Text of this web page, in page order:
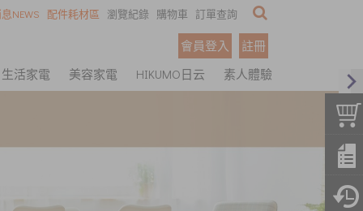
NEWS 配件耗材區 瀏覽紀錄 購物車 訂單查詢
會員登入
註冊
生活家電
美容家電 HIKUMO日云 素人體驗